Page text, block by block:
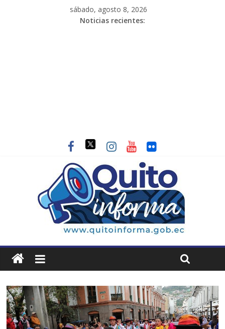
sábado, agosto 8, 2026
Noticias recientes: